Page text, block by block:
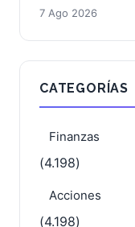
7 Ago 2026
CATEGORÍAS
Finanzas
(4.198)
Acciones
(4.198)